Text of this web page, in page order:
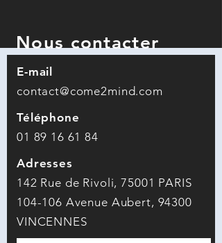
Nous contacter
E-mail
contact@come2mind.com
Téléphone
01 89 16 61 84
Adresses
142 Rue de Rivoli, 75001 PARIS
104-106 Avenue Aubert, 94300
VINCENNES